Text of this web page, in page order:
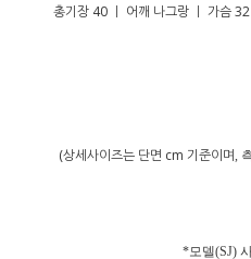
총기장 40 ㅣ 어깨 나그랑 ㅣ 가슴
(상세사이즈는 단면 cm 기준이며 ,
*모델(SJ)